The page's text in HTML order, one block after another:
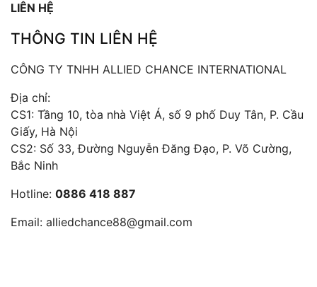
LIÊN HỆ
THÔNG TIN LIÊN HỆ
CÔNG TY TNHH ALLIED CHANCE INTERNATIONAL
Địa chỉ:
CS1: Tầng 10, tòa nhà Việt Á, số 9 phố Duy Tân, P. Cầu
Giấy, Hà Nội
CS2: Số 33, Đường Nguyễn Đăng Đạo, P. Võ Cường,
Bắc Ninh
Hotline: 0886 418 887
Email: alliedchance88@gmail.com